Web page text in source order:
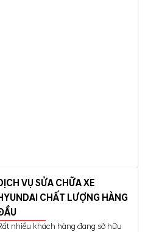
VỤ SỬA CHỮA XE
CHẤT LƯỢNG HÀNG
nhiều khách hàng đang sở hữu